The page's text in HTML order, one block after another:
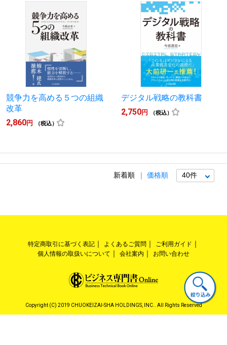
競争力を高める５つの組織
改革
2,860円 （税込）
デジタル戦略の教科書
2,750円 （税込）
新着順 価格順
特定商取引に基づく表記 よくあるご質問
ご利用ガイド
個人情報の取扱いについて
会社案内 お問い合わせ
Copyright (C) 2019 CHUOKEIZAI-SHA HOLDINGS, INC.. All Rights Reserved